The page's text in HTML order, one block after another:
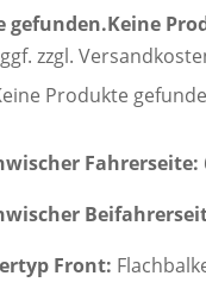
gefunden.Keine
ggf. zzgl.
Produkte
Fahrerseite:
Front: